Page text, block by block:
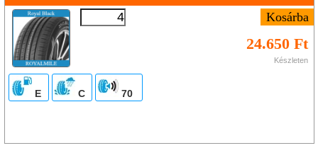
24.650 Ft
Készleten
E C 70